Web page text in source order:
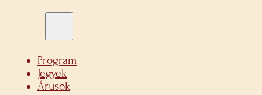
Program
Jegyek
Árusok